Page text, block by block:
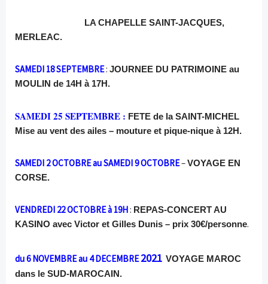
LA CHAPELLE SAINT-JACQUES,
MERLEAC.
SAMEDI 18 SEPTEMBRE: JOURNEE DU PATRIMOINE au
MOULIN de 14H à 17H.
SAMEDI 25 SEPTEMBRE : FETE de la SAINT-MICHEL
Mise au vent des ailes – mouture et pique-nique à 12H.
SAMEDI 2 OCTOBRE au SAMEDI 9 OCTOBRE–VOYAGE EN
CORSE.
VENDREDI 22 OCTOBRE à 19H : REPAS-CONCERT AU
KASINO avec Victor et Gilles Dunis – prix 30€/personne.
du 6 NOVEMBRE au 4 DECEMBRE2021 VOYAGE MAROC
dans le SUD-MAROCAIN.